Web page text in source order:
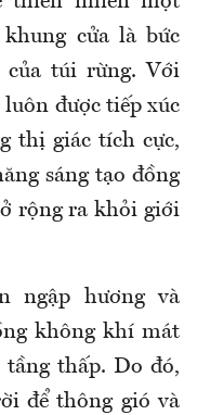
cửa là bức
của túi rừng. Với
luôn được tiếp xúc
thị giác tích cực,
ăng sáng tạo đồng
ở rộng ra khỏi giới
ngập hương và
không khí mát
tầng thấp. Dođó,
để thông gió và